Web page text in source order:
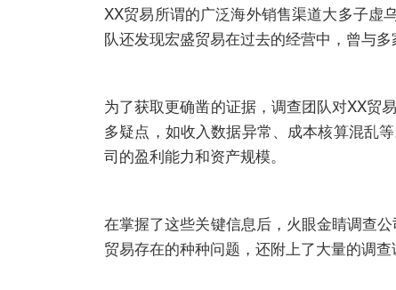
XX贸易所谓的广泛海外销售渠道大多子虚
队还发现宏盛贸易在过去的经营中，曾与
为了获取更确凿的证据，调查团队对XX贸
多疑点，如收入数据异常、成本核算混乱
司的盈利能力和资产规模。
在掌握了这些关键信息后，火眼金睛调查
贸易存在的种种问题，还附上了大量的调查